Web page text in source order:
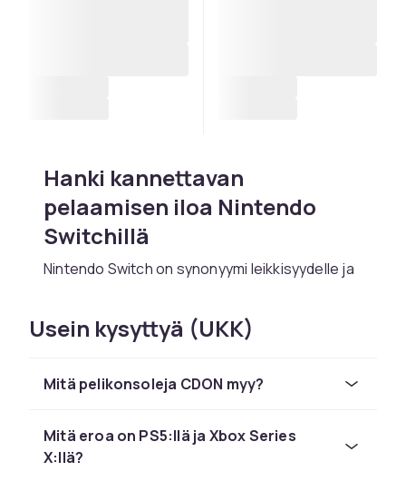
Hanki kannettavan
pelaamisen iloa Nintendo
Switchillä
Nintendo Switch on synonyymi leikkisyydelle ja
taianomaisiin maailmoihin, antavat sinun kilpailla
Zeldan maailmaa. Käynnistä Nintendo Switchisi
ja koe, miten kannettava seikkailu muuttaa
PS5 – seuraava taso
Usein kysyttyä (UKK)
Mitä pelikonsoleja CDON myy?
Mitä eroa on PS5:llä ja Xbox Series
X:llä?